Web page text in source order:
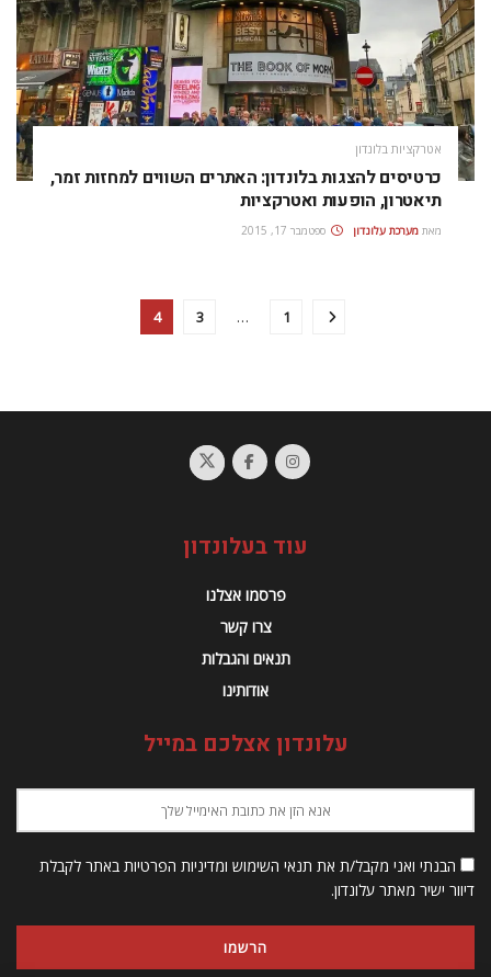
אטרקציות בלונדון
כרטיסים להצגות בלונדון: האתרים השווים למחזות זמר,
תיאטרון, הופעות ואטרקציות
מאת מערכת עלונדון ספטמבר 17, 2015
1
…
3
4
עוד בעלונדון
פרסמו אצלנו
צרו קשר
תנאים והגבלות
אודותינו
עלונדון אצלכם במייל
הבנתי ואני מקבל/ת את תנאי השימוש ומדיניות הפרטיות באתר לקבלת
דיוור ישיר מאתר עלונדון.